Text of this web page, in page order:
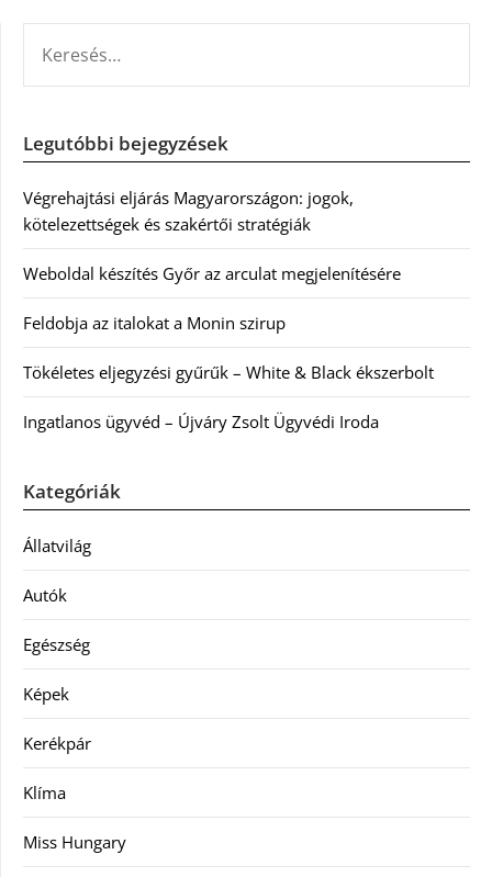
Legutóbbi bejegyzések
Végrehajtási eljárás Magyarországon: jogok,
kötelezettségek és szakértői stratégiák
Weboldal készítés Győr az arculat megjelenítésére
Feldobja az italokat a Monin szirup
Tökéletes eljegyzési gyűrűk – White & Black ékszerbolt
Ingatlanos ügyvéd – Újváry Zsolt Ügyvédi Iroda
Kategóriák
Állatvilág
Autók
Egészség
Képek
Kerékpár
Klíma
Miss Hungary